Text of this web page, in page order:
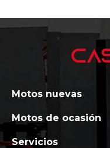
Motos nuevas
Motos de ocasión
Servicios